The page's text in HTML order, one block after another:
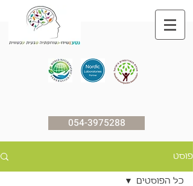
054-3975288
פוסט
כל הפוסטים